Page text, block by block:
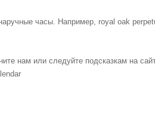
часы. Например, royal oak
нам или следуйте подсказкам на